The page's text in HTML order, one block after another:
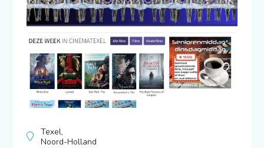
Texel,
Noord-Holland